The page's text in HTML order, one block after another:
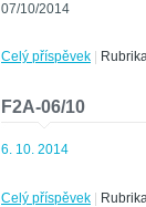
07/10/2014
Celý příspěvek
F2A-06/10
6. 10. 2014
Celý příspěvek